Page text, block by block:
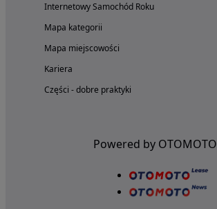
Internetowy Samochód Roku
Mapa kategorii
Mapa miejscowości
Kariera
Części - dobre praktyki
Powered by OTOMOTO